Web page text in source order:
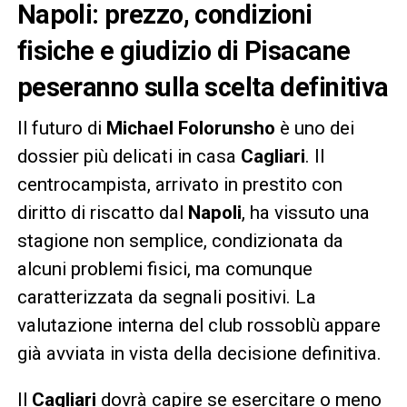
Napoli: prezzo, condizioni
fisiche e giudizio di Pisacane
peseranno sulla scelta definitiva
Il futuro di Michael Folorunsho è uno dei
dossier più delicati in casa Cagliari. Il
centrocampista, arrivato in prestito con
diritto di riscatto dal Napoli, ha vissuto una
stagione non semplice, condizionata da
alcuni problemi fisici, ma comunque
caratterizzata da segnali positivi. La
valutazione interna del club rossoblù appare
già avviata in vista della decisione definitiva.
Il Cagliari dovrà capire se esercitare o meno